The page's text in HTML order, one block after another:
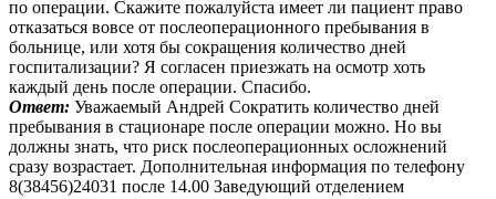
по операции. Скажите пожалуйста имеет ли пациент право
отказаться вовсе от послеоперационного пребывания в
больнице, или хотя бы сокращения количество дней
госпитализации? Я согласен приезжать на осмотр хоть
каждый день после операции. Спасибо.
Ответ: Уважаемый Андрей Сократить количество дней
пребывания в стационаре после операции можно. Но вы
должны знать, что риск послеоперационных осложнений
сразу возрастает. Дополнительная информация по телефону
8(38456)24031 после 14.00 Заведующий отделением